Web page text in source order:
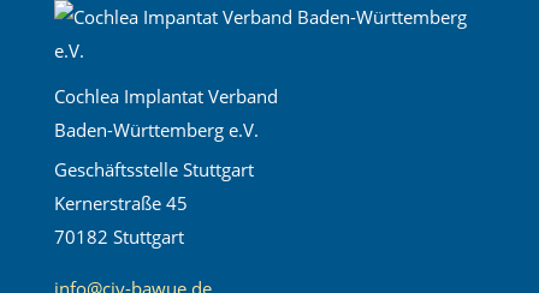
Cochlea Implantat Verband
Baden-Württemberg e.V.
Geschäftsstelle Stuttgart
Kernerstraße 45
70182 Stuttgart
info@civ-bawue.de